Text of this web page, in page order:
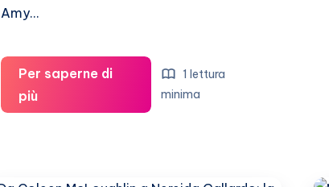
Amy…
Per saperne di
piùAmy
Winehouse
1 lettura
minima